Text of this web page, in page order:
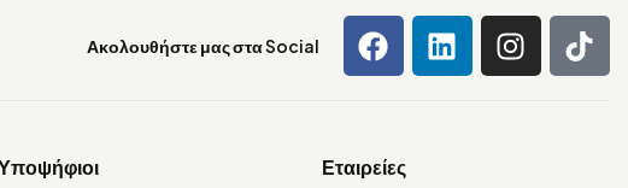
Ακολουθήστε μας στα Social
Εταιρείες